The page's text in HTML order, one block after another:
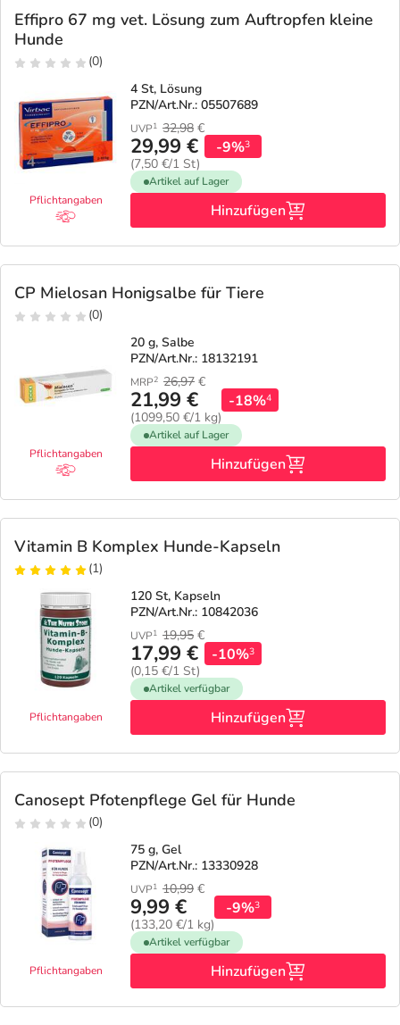
Effipro 67 mg vet. Lösung zum Auftropfen kleine
Hunde
(0)
Pflichtangaben
4 St, Lösung
PZN/Art.Nr.: 05507689
UVP1 32,98 €
29,99 €
(7,50 €/1 St)
-9%3
Artikel auf Lager
Hinzufügen
CP Mielosan Honigsalbe für Tiere
(0)
Pflichtangaben
20 g, Salbe
PZN/Art.Nr.: 18132191
MRP2 26,97 €
21,99 €
(1099,50 €/1 kg)
-18%4
Artikel auf Lager
Hinzufügen
Vitamin B Komplex Hunde-Kapseln
(1)
Pflichtangaben
120 St, Kapseln
PZN/Art.Nr.: 10842036
UVP1 19,95 €
17,99 €
(0,15 €/1 St)
-10%3
Artikel verfügbar
Hinzufügen
Canosept Pfotenpflege Gel für Hunde
(0)
Pflichtangaben
75 g, Gel
PZN/Art.Nr.: 13330928
UVP1 10,99 €
9,99 €
(133,20 €/1 kg)
-9%3
Artikel verfügbar
Hinzufügen